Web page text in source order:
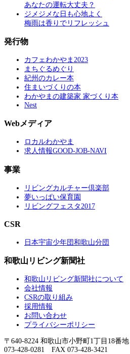
あなたの運転大丈夫？
ジメジメな日も心地よく
梅雨は香りでリフレッシュ
発行物
カフェわかやま2023
まちぐるめぐり
紀州のカレー本
住まいづくりの本
わかやまの建築家 家づくり本
Nest
Webメディア
ロカルわかやま
求人情報GOOD-JOB-NAVI
事業
リビングカルチャー倶楽部
夢いっぱい保育園
リビングフェスタ2017
CSR
日本宇宙少年団和歌山分団
和歌山リビング新聞社
和歌山リビング新聞社について
会社情報
CSRの取り組み
採用情報
お問い合わせ
プライバシーポリシー
〒640-8224 和歌山市小野町1丁目18番
073-428-0281 FAX 073-428-3421